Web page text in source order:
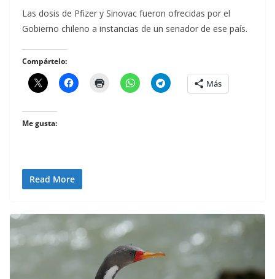
Las dosis de Pfizer y Sinovac fueron ofrecidas por el
Gobierno chileno a instancias de un senador de ese país.
Compártelo:
Más
Me gusta:
Read More